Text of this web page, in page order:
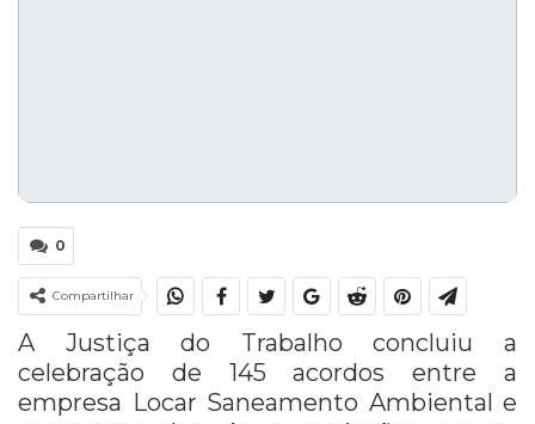
0
Compartilhar
A Justiça do Trabalho concluiu a
celebração de 145 acordos entre a
empresa Locar Saneamento Ambiental e